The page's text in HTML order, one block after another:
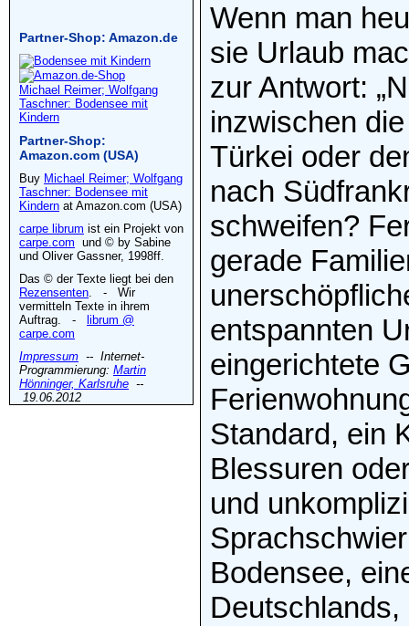
Wenn man
sie Urlaub
zur Antwort:
inzwischen
Türkei oder
nach
schweifen?
gerade
entspannten
eingerichtete
Standard, ein
Blessuren
und
Bodensee,
Partner-Shop: Amazon.de
Michael Reimer; Wolfgang
Taschner: Bodensee mit
Kindern
Partner-Shop:
Amazon.com (USA)
Buy Michael Reimer; Wolfgang
Taschner: Bodensee mit
Kindern at Amazon.com (USA)
carpe librum ist ein Projekt von
carpe.com und © by Sabine
und Oliver Gassner, 1998ff.
Das © der Texte liegt bei den
Rezensenten. - Wir
vermitteln Texte in ihrem
Auftrag. -
librum @
carpe.com
Impressum -- Internet-
Programmierung: Martin
Hönninger, Karlsruhe --
19.06.2012